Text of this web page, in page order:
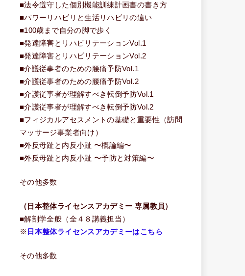
■法令遵守した個別機能訓練計画書の書き方
■パワーリハビリと生活リハビリの違い
■100歳まで自分の脚で歩く
■発達障害とリハビリテーションVol.1
■発達障害とリハビリテーションVol.2
■介護従事者のための腰痛予防Vol.1
■介護従事者のための腰痛予防Vol.2
■介護従事者が理解すべき転倒予防Vol.1
■介護従事者が理解すべき転倒予防Vol.2
■フィジカルアセスメントの基礎と重要性（訪問
マッサージ事業者向け）
■外反母趾と内反小趾 〜概論編〜
■外反母趾と内反小趾 〜予防と対策編〜
その他多数
（日本整体ライセンスアカデミー 専属教員）
■解剖学全般（全４８講義担当）
※ 日本整体ライセンスアカデミーはこちら
その他多数